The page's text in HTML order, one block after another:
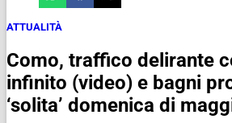
ATTUALITÀ
Como, traffico delirante
infinito (video) e bagni
‘solita’ domenica di